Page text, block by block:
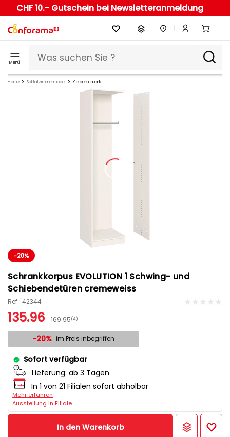
CHF 10.- Gutschein bei Newsletteranmeldung
Menü
Home Schlafzimmermöbel Kleiderschrank
-20%
Schrankkorpus EVOLUTION 1 Schwing- und
Schiebendetüren cremeweiss
Ref.: 42344
135.96 169.95(A)
-20% im Preis inbegriffen
Sofort verfügbar
Lieferung: ab 3 Tagen
In 1 von 21 Filialen sofort abholbar
Mehr erfahren
Ausstellung in Filiale
In den Warenkorb